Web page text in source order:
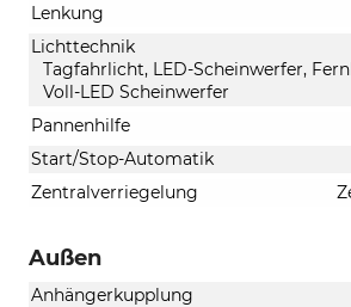
Lenkung
Lichttechnik
Tagfahrlicht, LED-Scheinwerfer,
Voll-LED Scheinwerfer
Pannenhilfe
Start/Stop-Automatik
Zentralverriegelung
Außen
Anhängerkupplung